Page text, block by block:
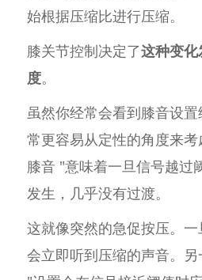
始根据压缩比进行压缩。
膝关节控制决定了这种变
度。
虽然你经常会看到膝音设
常更容易从定性的角度来
膝音 "意味着一旦信号越过
发生，几乎没有过渡。
这就像突然的急促按压。
会立即听到压缩的声音。